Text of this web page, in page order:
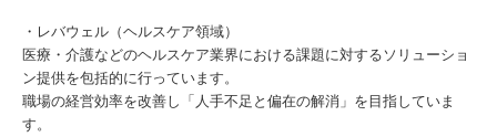
・レバウェル（ヘルスケア領域）
医療・介護などのヘルスケア業界における課題に対するソリューショ
ン提供を包括的に行っています。
職場の経営効率を改善し「人手不足と偏在の解消」を目指していま
す。